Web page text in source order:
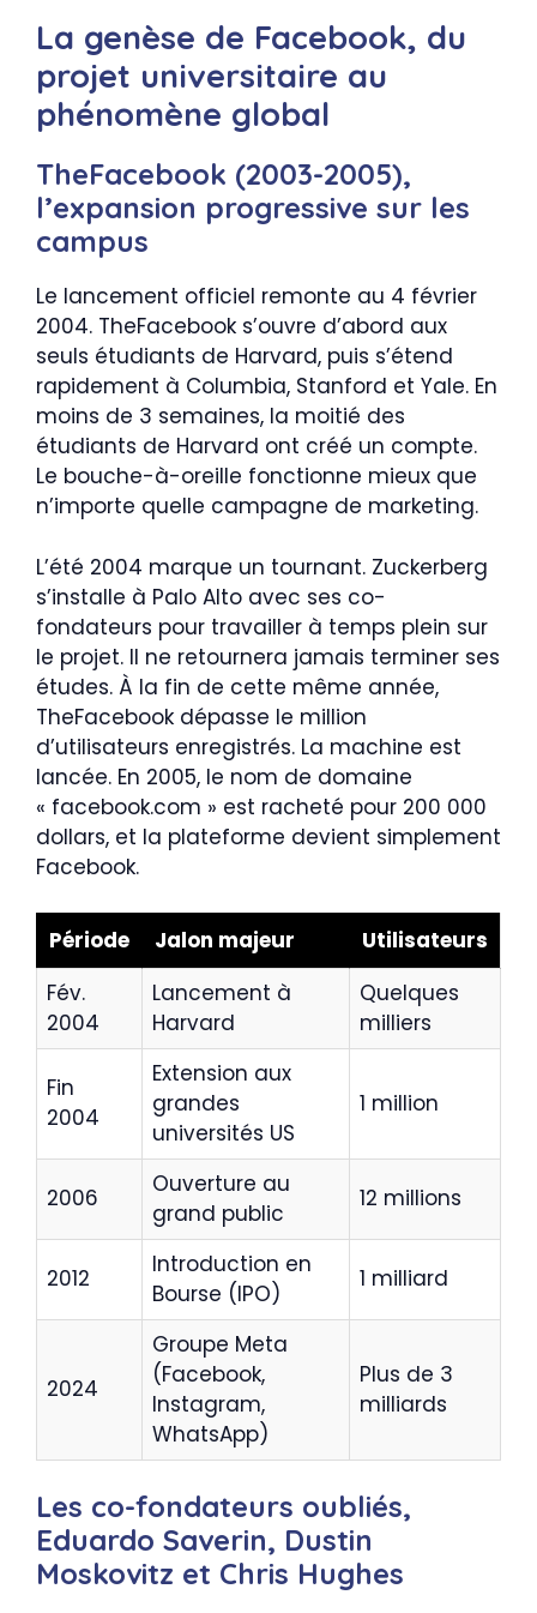
La genèse de Facebook, du
projet universitaire au
phénomène global
TheFacebook (2003-2005),
l’expansion progressive sur les
campus
Le lancement officiel remonte au 4 février
2004. TheFacebook s’ouvre d’abord aux
seuls étudiants de Harvard, puis s’étend
rapidement à Columbia, Stanford et Yale. En
moins de 3 semaines, la moitié des
étudiants de Harvard ont créé un compte.
Le bouche-à-oreille fonctionne mieux que
n’importe quelle campagne de marketing.
L’été 2004 marque un tournant. Zuckerberg
s’installe à Palo Alto avec ses co-
fondateurs pour travailler à temps plein sur
le projet. Il ne retournera jamais terminer ses
études. À la fin de cette même année,
TheFacebook dépasse le million
d’utilisateurs enregistrés. La machine est
lancée. En 2005, le nom de domaine
« facebook.com » est racheté pour 200 000
dollars, et la plateforme devient simplement
Facebook.
Période Jalon majeur
Utilisateurs
Fév.
2004
Lancement à
Harvard
Quelques
milliers
Fin
2004
Extension aux
grandes
universités US
1 million
2006
Ouverture au
grand public
12 millions
2012
Introduction en
Bourse (IPO)
1 milliard
2024
Groupe Meta
(Facebook,
Instagram,
WhatsApp)
Plus de 3
milliards
Les co-fondateurs oubliés,
Eduardo Saverin, Dustin
Moskovitz et Chris Hughes